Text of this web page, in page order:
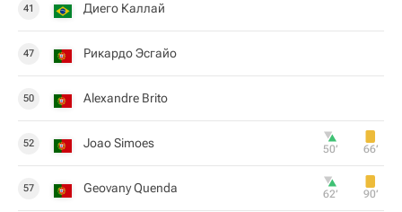
41 Диего Каллай
47 Рикардо Эсгайо
50 Alexandre Brito
52 Joao Simoes 50‎’‎ 66‎’‎
57 Geovany Quenda 62‎’‎ 90‎’‎